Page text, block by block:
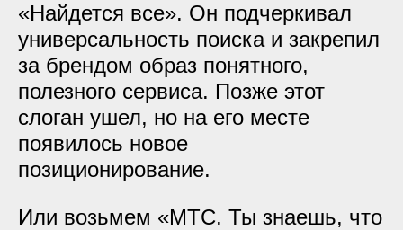
«Найдется все». Он подчеркивал
универсальность поиска и закрепил
за брендом образ понятного,
полезного сервиса. Позже этот
слоган ушел, но на его месте
появилось новое
позиционирование.
Или возьмем «МТС. Ты знаешь, что